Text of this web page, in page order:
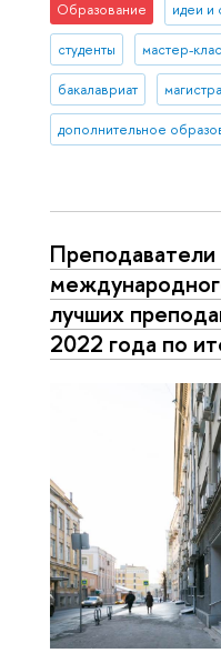
Образование идеи и
студенты мастер-
бакалавриат
дополнительное
лучших
2022 года по